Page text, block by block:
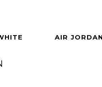
was: 799 PLN.
Current price is: 449
AIR